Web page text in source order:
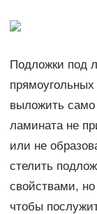
Подложки под
выложить
ламината не
или не
стелить
свойствами,
чтобы